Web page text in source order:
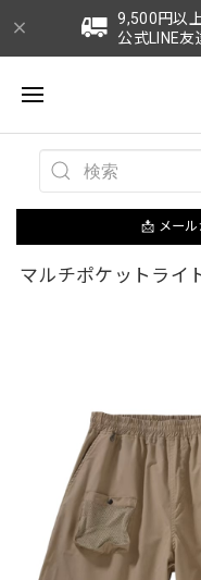
9,500円以
公式LINE
📩 メー
マルチポケットラ